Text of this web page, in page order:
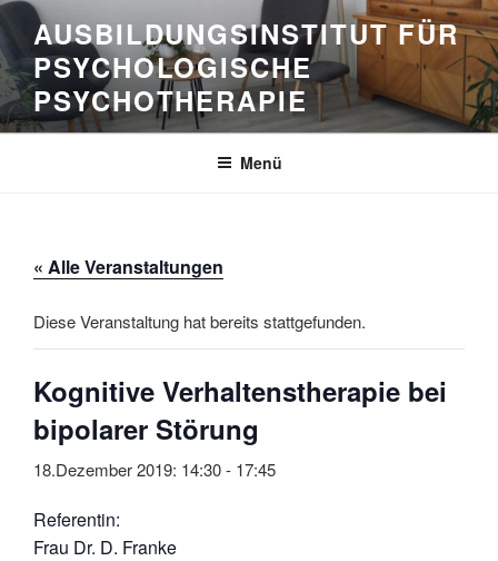
Zum
Inhalt
springen
AUSBILDUNGSINSTITUT FÜR
PSYCHOLOGISCHE
PSYCHOTHERAPIE
Menü
« Alle Veranstaltungen
Diese Veranstaltung hat bereits stattgefunden.
Kognitive Verhaltenstherapie bei
bipolarer Störung
18.Dezember 2019: 14:30- 17:45
Referentin:
Frau Dr. D. Franke